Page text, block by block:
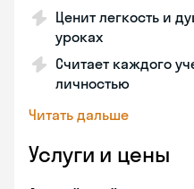
Ценит легкость и
уроках
Считает каждого
личностью
Читать дальше
Услуги и цены